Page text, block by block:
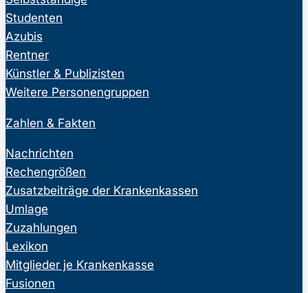
Studenten
Azubis
Rentner
Künstler & Publizisten
Weitere Personengruppen
Zahlen & Fakten
Nachrichten
Rechengrößen
Zusatzbeiträge der Krankenkassen
Umlage
Zuzahlungen
Lexikon
Mitglieder je Krankenkasse
Fusionen